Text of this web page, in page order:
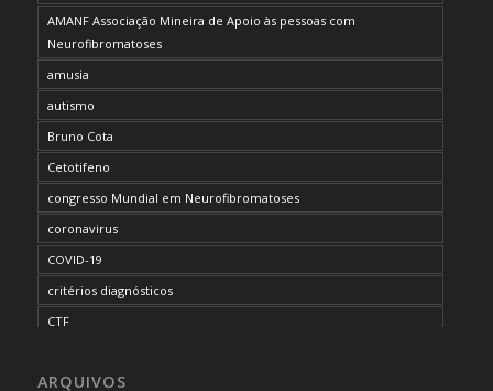
AMANF Associação Mineira de Apoio às pessoas com
Neurofibromatoses
amusia
autismo
Bruno Cota
Cetotifeno
congresso Mundial em Neurofibromatoses
coronavirus
COVID-19
critérios diagnósticos
CTF
desordem do processamento auditivo
ARQUIVOS